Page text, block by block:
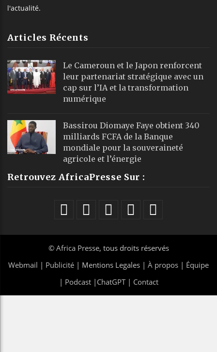
l'actualité.
Articles Récents
Le Cameroun et le Japon renforcent
leur partenariat stratégique avec un
cap sur l’IA et la transformation
numérique
Bassirou Diomaye Faye obtient 340
milliards FCFA de la Banque
mondiale pour la souveraineté
agricole et l’énergie
Retrouvez AfricaPresse Sur :
© Africa Presse, tous droits réservés
Webmail | Publicité | Mentions Legales | À propos | Équipe
| Podcast| ChatGPT| Contact